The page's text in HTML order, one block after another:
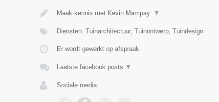
Maak kennis met Kevin Mampay. ▼
Diensten: Tuinarchitectuur, Tuinontwerp, Tuindesign
Er wordt gewerkt op afspraak.
Laatste facebook posts ▼
Sociale media: